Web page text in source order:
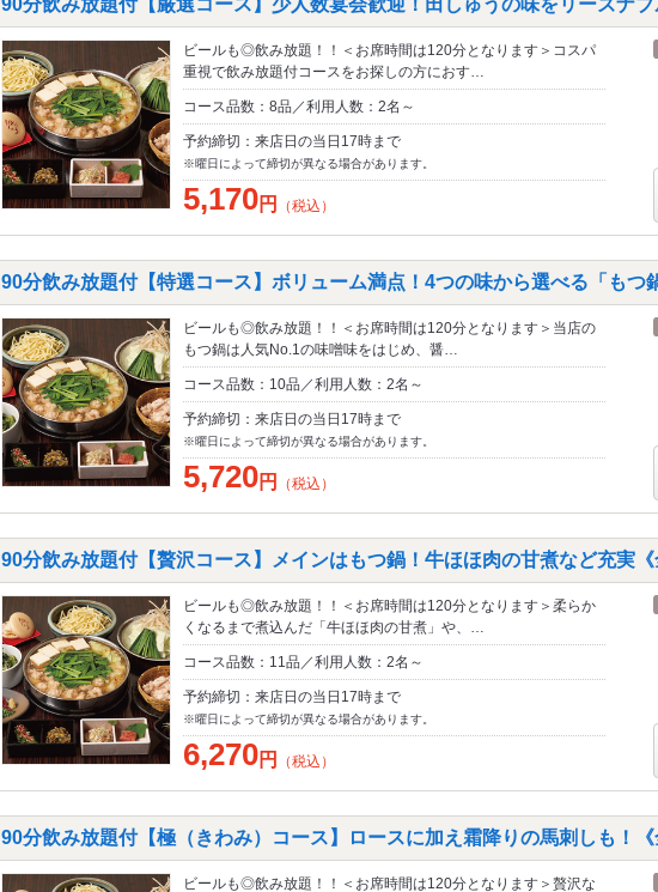
90分飲み放題付【厳選コース】少人数宴会歓迎！田しゅうの味をリーズナブ
ビールも◎飲み放題！！＜お席時間は120分となります＞コスパ
重視で飲み放題付コースをお探しの方におす…
コース品数：8品／利用人数：2名～
予約締切：来店日の当日17時まで
※曜日によって締切が異なる場合があります。
5,170円 （税込）
90分飲み放題付【特選コース】ボリューム満点！4つの味から選べる「もつ
ビールも◎飲み放題！！＜お席時間は120分となります＞当店の
もつ鍋は人気No.1の味噌味をはじめ、醤…
コース品数：10品／利用人数：2名～
予約締切：来店日の当日17時まで
※曜日によって締切が異なる場合があります。
5,720円 （税込）
90分飲み放題付【贅沢コース】メインはもつ鍋！牛ほほ肉の甘煮など充実《
ビールも◎飲み放題！！＜お席時間は120分となります＞柔らか
くなるまで煮込んだ「牛ほほ肉の甘煮」や、…
コース品数：11品／利用人数：2名～
予約締切：来店日の当日17時まで
※曜日によって締切が異なる場合があります。
6,270円 （税込）
90分飲み放題付【極（きわみ）コース】ロースに加え霜降りの馬刺しも！《
ビールも◎飲み放題！！＜お席時間は120分となります＞贅沢な